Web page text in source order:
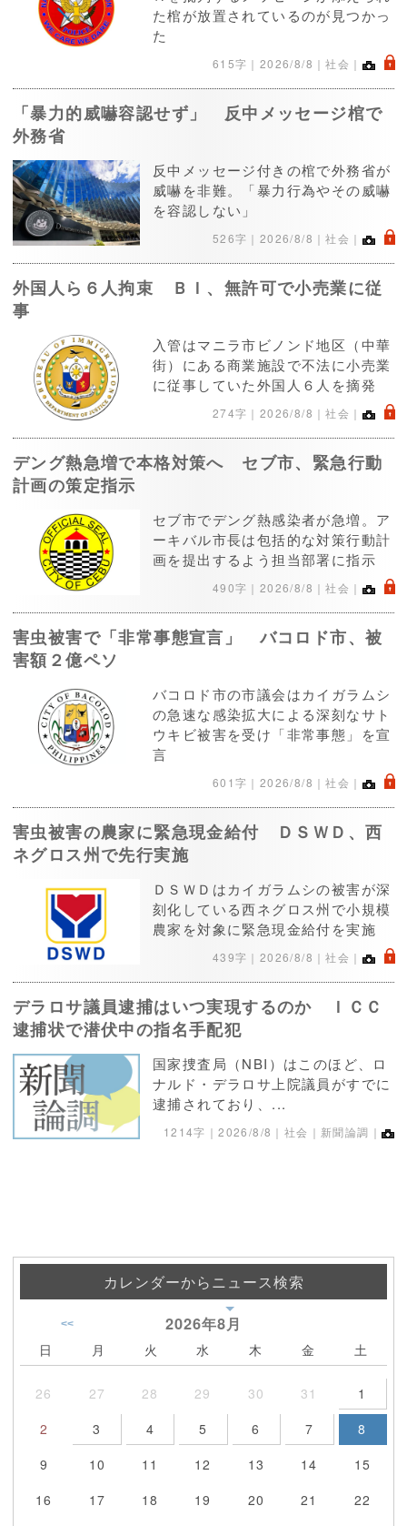
た棺が放置されているのが見つかっ
た
615字｜ 2026/8/8 ｜社会｜ .
「暴力的威嚇容認せず」 反中メッセージ棺で
外務省
反中メッセージ付きの棺で外務省が
威嚇を非難。「暴力行為やその威嚇
を容認しない」
526字｜ 2026/8/8 ｜社会｜ .
外国人ら６人拘束 ＢＩ、無許可で小売業に従
事
入管はマニラ市ビノンド地区（中華
街）にある商業施設で不法に小売業
に従事していた外国人６人を摘発
274字｜ 2026/8/8 ｜社会｜ .
デング熱急増で本格対策へ セブ市、緊急行動
計画の策定指示
セブ市でデング熱感染者が急増。ア
ーキバル市長は包括的な対策行動計
画を提出するよう担当部署に指示
490字｜ 2026/8/8 ｜社会｜ .
害虫被害で「非常事態宣言」 バコロド市、被
害額２億ペソ
バコロド市の市議会はカイガラムシ
の急速な感染拡大による深刻なサト
ウキビ被害を受け「非常事態」を宣
言
601字｜ 2026/8/8 ｜社会｜ .
害虫被害の農家に緊急現金給付 ＤＳＷＤ、西
ネグロス州で先行実施
ＤＳＷＤはカイガラムシの被害が深
刻化している西ネグロス州で小規模
農家を対象に緊急現金給付を実施
439字｜ 2026/8/8 ｜社会｜ .
デラロサ議員逮捕はいつ実現するのか ＩＣＣ
逮捕状で潜伏中の指名手配犯
国家捜査局（NBI）はこのほど、ロ
ナルド・デラロサ上院議員がすでに
逮捕されており、...
1214字｜2026/8/8 ｜社会｜新聞論調｜
カレンダーからニュース検索
2026年8月
<<
日 月 火 水 木 金 土
26 27 28 29 30 31
1
2
3 4 5 6 7
8
9
10 11 12 13 14
15
16
17 18 19 20 21 22